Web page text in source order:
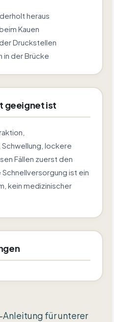
heraus
Kauen
Druckstellen
in der Brücke
geeignet ist
lockere
Fällen zuerst den
ist ein
kein medizinischer
für unterer